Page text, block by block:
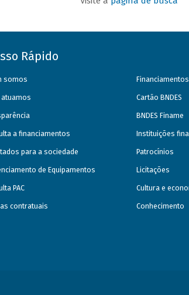
Rápido
somos
atuamos
a financiamentos
para a sociedade
de Equipamentos
PAC
contratuais
Financiamentos
Cartão BNDES
BNDES Finame
Instituições
Patrocínios
Licitações
Cultura e
Conhecimento